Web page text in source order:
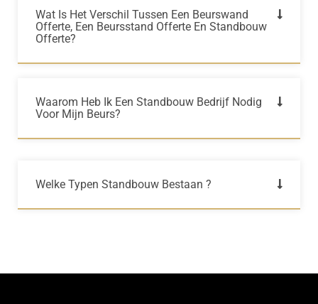
Wat Is Het Verschil Tussen Een Beurswand
Offerte, Een Beursstand Offerte En Standbouw
Offerte?
Waarom Heb Ik Een Standbouw Bedrijf Nodig
Voor Mijn Beurs?
Welke Typen Standbouw Bestaan ?